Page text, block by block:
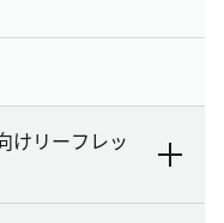
けリーフレッ